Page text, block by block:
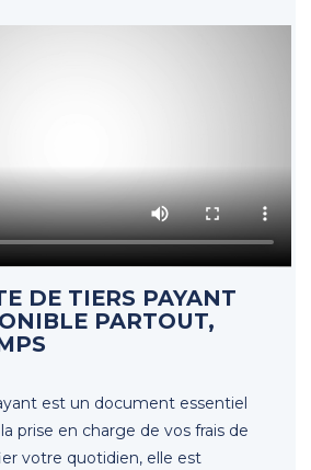
DE TIERS PAYANT
PARTOUT,
est un document essentiel
prise en charge de vos frais de
votre quotidien, elle est